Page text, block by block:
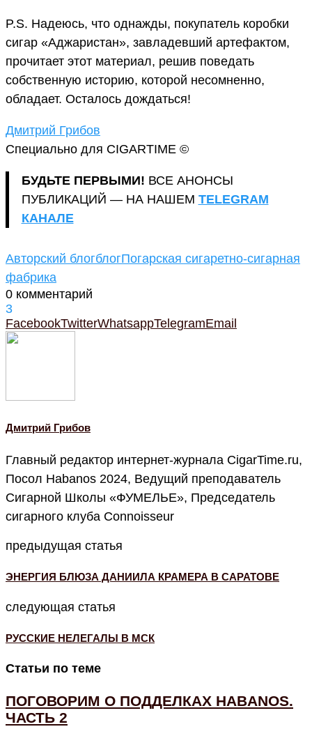
P.S. Надеюсь, что однажды, покупатель коробки
сигар «Аджаристан», завладевший артефактом,
прочитает этот материал, решив поведать
собственную историю, которой несомненно,
обладает. Осталось дождаться!
Дмитрий Грибов
Специально для CIGARTIME ©
БУДЬТЕ ПЕРВЫМИ! ВСЕ АНОНСЫ
ПУБЛИКАЦИЙ — НА НАШЕМ TELEGRAM
КАНАЛЕ
Авторский блогблогПогарская сигаретно-сигарная
фабрика
0 комментарий
3
FacebookTwitterWhatsappTelegramEmail
Дмитрий Грибов
Главный редактор интернет-журнала CigarTime.ru,
Посол Habanos 2024, Ведущий преподаватель
Сигарной Школы «ФУМЕЛЬЕ», Председатель
сигарного клуба Connoisseur
предыдущая статья
ЭНЕРГИЯ БЛЮЗА ДАНИИЛА КРАМЕРА В САРАТОВЕ
следующая статья
РУССКИЕ НЕЛЕГАЛЫ В МСК
Статьи по теме
ПОГОВОРИМ О ПОДДЕЛКАХ HABANOS.
ЧАСТЬ 2